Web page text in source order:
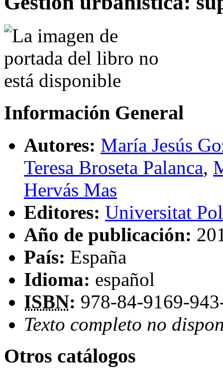
Información General
Autores: María Jesús
Teresa Broseta Palanca,
Hervás Mas
Editores: Universitat
Año de publicación:
País: España
Idioma: español
ISBN: 978-84-9169-
Texto completo no
Otros catálogos